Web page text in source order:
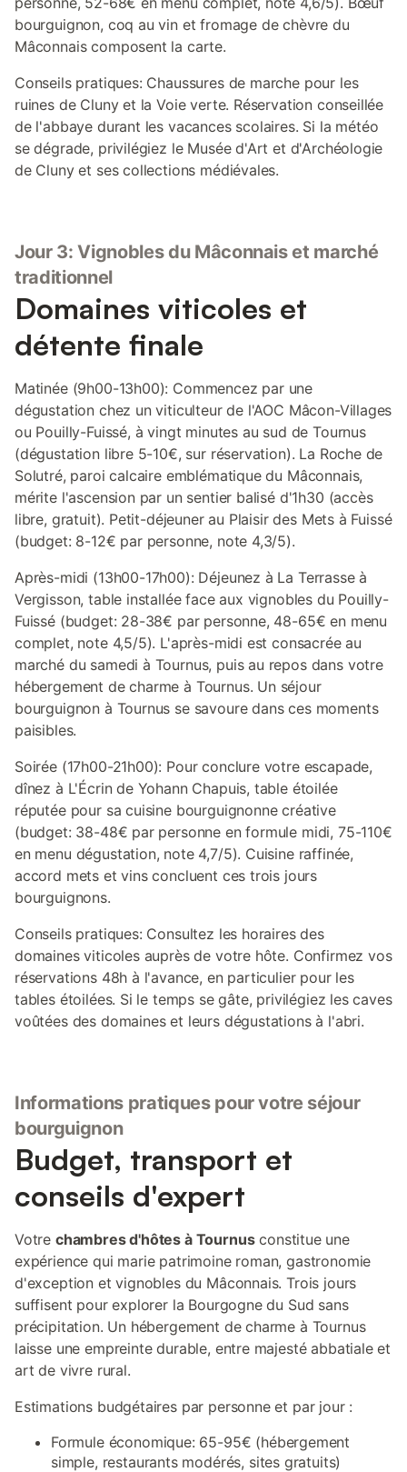
bourguignon, coq au vin et fromage de chèvre du
Mâconnais composent la carte.
Conseils pratiques: Chaussures de marche pour les
ruines de Cluny et la Voie verte. Réservation conseillée
de l'abbaye durant les vacances scolaires. Si la météo
se dégrade, privilégiez le Musée d'Art et d'Archéologie
de Cluny et ses collections médiévales.
Jour 3: Vignobles du Mâconnais et marché
traditionnel
Domaines viticoles et
détente finale
Matinée (9h00-13h00): Commencez par une
dégustation chez un viticulteur de l'AOC Mâcon-Villages
ou Pouilly-Fuissé, à vingt minutes au sud de Tournus
(dégustation libre 5-10€, sur réservation). La Roche de
Solutré, paroi calcaire emblématique du Mâconnais,
mérite l'ascension par un sentier balisé d'1h30 (accès
libre, gratuit). Petit-déjeuner au Plaisir des Mets à Fuissé
(budget: 8-12€ par personne, note 4,3/5).
Après-midi (13h00-17h00): Déjeunez à La Terrasse à
Vergisson, table installée face aux vignobles du Pouilly-
Fuissé (budget: 28-38€ par personne, 48-65€ en menu
complet, note 4,5/5). L'après-midi est consacrée au
marché du samedi à Tournus, puis au repos dans votre
hébergement de charme à Tournus. Un séjour
bourguignon à Tournus se savoure dans ces moments
paisibles.
Soirée (17h00-21h00): Pour conclure votre escapade,
dînez à L'Écrin de Yohann Chapuis, table étoilée
réputée pour sa cuisine bourguignonne créative
(budget: 38-48€ par personne en formule midi, 75-110€
en menu dégustation, note 4,7/5). Cuisine raffinée,
accord mets et vins concluent ces trois jours
bourguignons.
Conseils pratiques: Consultez les horaires des
domaines viticoles auprès de votre hôte. Confirmez vos
réservations 48h à l'avance, en particulier pour les
tables étoilées. Si le temps se gâte, privilégiez les caves
voûtées des domaines et leurs dégustations à l'abri.
Informations pratiques pour votre séjour
bourguignon
Budget, transport et
conseils d'expert
Votre chambres d'hôtes à Tournusconstitue une
expérience qui marie patrimoine roman, gastronomie
d'exception et vignobles du Mâconnais. Trois jours
suffisent pour explorer la Bourgogne du Sud sans
précipitation. Un hébergement de charme à Tournus
laisse une empreinte durable, entre majesté abbatiale et
art de vivre rural.
Estimations budgétaires par personne et par jour :
Formule économique: 65-95€ (hébergement
simple, restaurants modérés, sites gratuits)